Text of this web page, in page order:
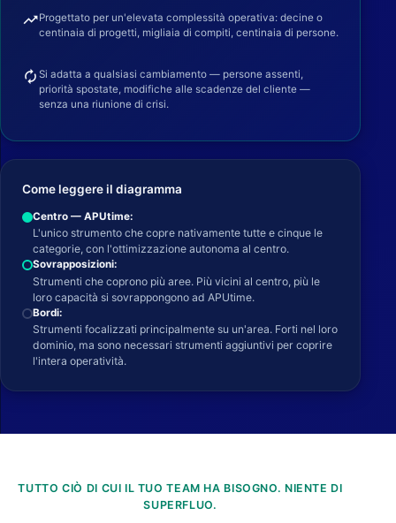
trending_upProgettato per un'elevata complessità operativa: decine o
centinaia di progetti, migliaia di compiti, centinaia di persone.
autorenew Si adatta a qualsiasi cambiamento — persone assenti,
priorità spostate, modifiche alle scadenze del cliente —
senza una riunione di crisi.
Come leggere il diagramma
Centro — APUtime:
L'unico strumento che copre nativamente tutte e cinque le
categorie, con l'ottimizzazione autonoma al centro.
Sovrapposizioni:
Strumenti che coprono più aree. Più vicini al centro, più le
loro capacità si sovrappongono ad APUtime.
Bordi:
Strumenti focalizzati principalmente su un'area. Forti nel loro
dominio, ma sono necessari strumenti aggiuntivi per coprire
l'intera operatività.
TUTTO CIÒ DI CUI IL TUO TEAM HA BISOGNO. NIENTE DI
SUPERFLUO.